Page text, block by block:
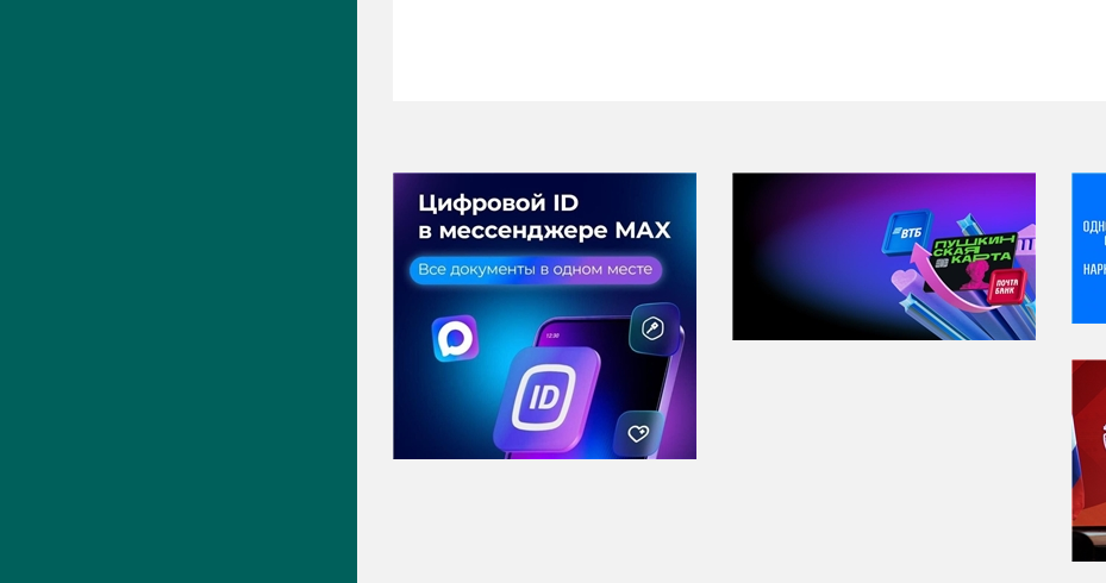
ПРЕСС-ЦЕНТР
Актуально
Новости
Фото